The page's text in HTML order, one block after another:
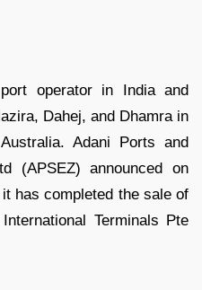
operator in India and
Dahej, and Dhamra in
Adani Ports and
(APSEZ) announced on
has completed the sale of
Terminals Pte